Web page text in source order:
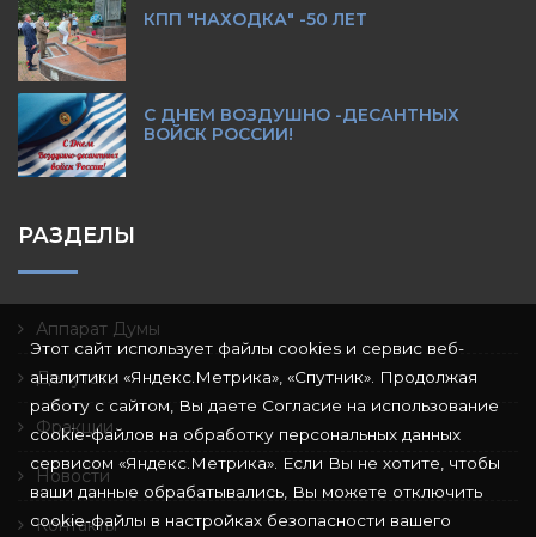
КПП "НАХОДКА" -50 ЛЕТ
С ДНЕМ ВОЗДУШНО -ДЕСАНТНЫХ
ВОЙСК РОССИИ!
РАЗДЕЛЫ
Аппарат Думы
Депутаты
Фракции
Новости
Контакты
Этот сайт использует файлы cookies и сервис веб-
аналитики «Яндекс.Метрика», «Спутник». Продолжая
работу с сайтом, Вы даете Согласие на использование
cookie-файлов на обработку персональных данных
сервисом «Яндекс.Метрика». Если Вы не хотите, чтобы
ваши данные обрабатывались, Вы можете отключить
cookie-файлы в настройках безопасности вашего